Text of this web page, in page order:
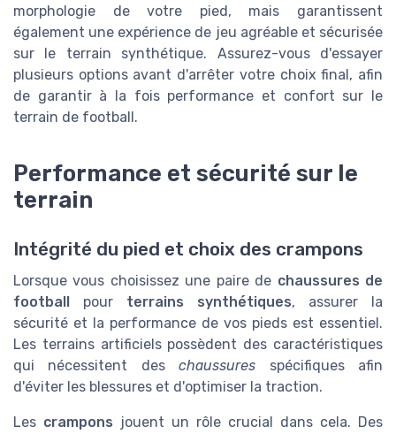
morphologie de votre pied, mais garantissent
également une expérience de jeu agréable et sécurisée
sur le terrain synthétique. Assurez-vous d'essayer
plusieurs options avant d'arrêter votre choix final, afin
de garantir à la fois performance et confort sur le
terrain de football.
Performance et sécurité sur le
terrain
Intégrité du pied et choix des crampons
Lorsque vous choisissez une paire de chaussures de
football
pour terrains synthétiques, assurer la
sécurité et la performance de vos pieds est essentiel.
Les terrains artificiels possèdent des caractéristiques
qui nécessitent deschaussures spécifiques afin
d'éviter les blessures et d'optimiser la traction.
Les crampons jouent un rôle crucial dans cela. Des